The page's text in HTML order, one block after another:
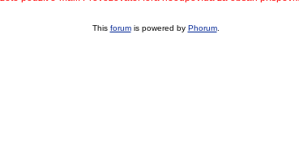
This forumis powered by Phorum.